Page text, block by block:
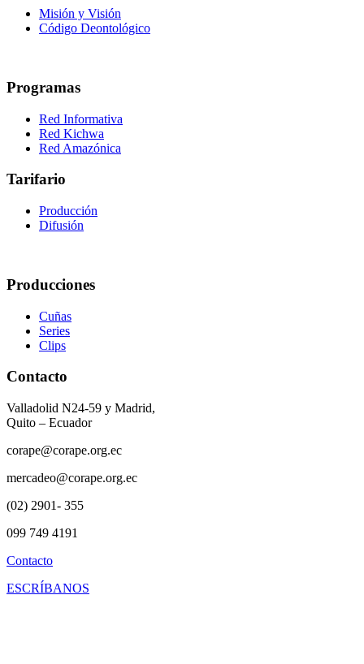
Misión y Visión
Código Deontológico
Programas
Red Informativa
Red Kichwa
Red Amazónica
Tarifario
Producción
Difusión
Producciones
Cuñas
Series
Clips
Contacto
Valladolid N24-59 y Madrid,
Quito – Ecuador
corape@corape.org.ec
mercadeo@corape.org.ec
(02) 2901- 355
099 749 4191
Contacto
ESCRÍBANOS